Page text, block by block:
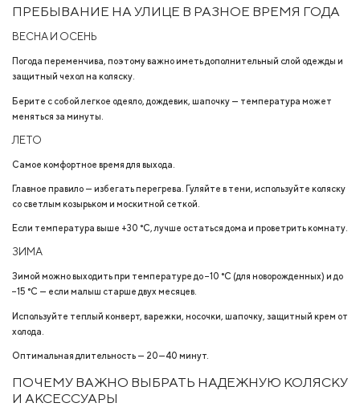
ПРЕБЫВАНИЕ НА УЛИЦЕ В РАЗНОЕ ВРЕМЯ ГОДА
ВЕСНА И ОСЕНЬ
Погода переменчива, поэтому важно иметь дополнительный слой одежды и
защитный чехол на коляску.
Берите с собой легкое одеяло, дождевик, шапочку — температура может
меняться за минуты.
ЛЕТО
Самое комфортное время для выхода.
Главное правило — избегать перегрева. Гуляйте в тени, используйте коляску
со светлым козырьком и москитной сеткой.
Если температура выше +30 °C, лучше остаться дома и проветрить комнату.
ЗИМА
Зимой можно выходить при температуре до −10 °C (для новорожденных) и до
−15 °C — если малыш старше двух месяцев.
Используйте теплый конверт, варежки, носочки, шапочку, защитный крем от
холода.
Оптимальная длительность — 20—40 минут.
ПОЧЕМУ ВАЖНО ВЫБРАТЬ НАДЕЖНУЮ КОЛЯСКУ
И АКСЕССУАРЫ